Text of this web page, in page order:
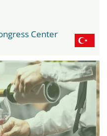
Center